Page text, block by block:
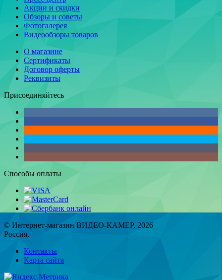
Акции и скидки
Обзоры и советы
Фотогалерея
Видеообзоры товаров
О магазине
Сертификаты
Договор оферты
Реквизиты
Присоединяйтесь
Способы оплаты
© Интернет-магазин ВИДЕО-КАМЕР, 2026
Россия,
Контакты
Карта сайта